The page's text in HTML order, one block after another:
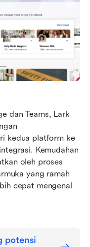
dan Teams, Lark
kedua platform ke
Kemudahan
oleh proses
yang ramah
cepat mengenal
potensi